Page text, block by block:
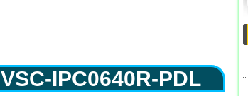
VSC-IPC0640R-PDL